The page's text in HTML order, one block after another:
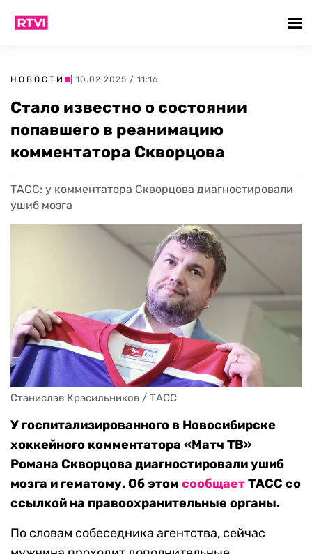
НОВОСТИ | 10.02.2025 / 11:16
Стало известно о состоянии
попавшего в реанимацию
комментатора Скворцова
ТАСС: у комментатора Скворцова диагностировали
ушиб мозга
Станислав Красильников / ТАСС
У госпитализированного в Новосибирске
хоккейного комментатора «Матч ТВ»
Романа Скворцова диагностировали ушиб
мозга и гематому. Об этом сообщаетТАСС со
ссылкой на правоохранительные органы.
По словам собеседника агентства, сейчас